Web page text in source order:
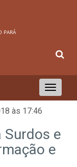
PARÁ
Toggle
navigation
às 17:46
Surdos e
e